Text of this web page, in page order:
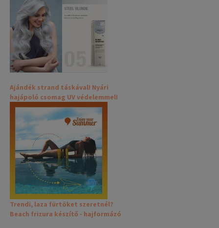
Ajándék strand táskával! Nyári
hajápoló csomag UV védelemmel!
Trendi, laza fürtöket szeretnél?
Beach frizura készítő - hajformázó